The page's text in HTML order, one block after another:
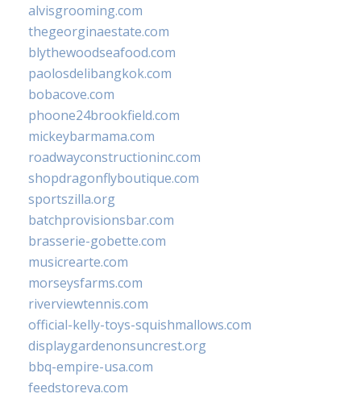
alvisgrooming.com
thegeorginaestate.com
blythewoodseafood.com
paolosdelibangkok.com
bobacove.com
phoone24brookfield.com
mickeybarmama.com
roadwayconstructioninc.com
shopdragonflyboutique.com
sportszilla.org
batchprovisionsbar.com
brasserie-gobette.com
musicrearte.com
morseysfarms.com
riverviewtennis.com
official-kelly-toys-squishmallows.com
displaygardenonsuncrest.org
bbq-empire-usa.com
feedstoreva.com